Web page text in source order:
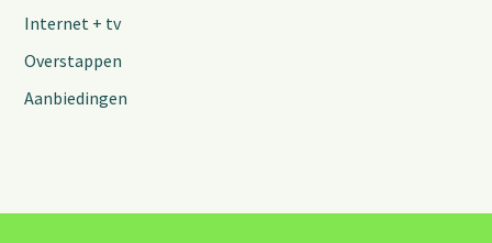
Internet + tv
Overstappen
Aanbiedingen